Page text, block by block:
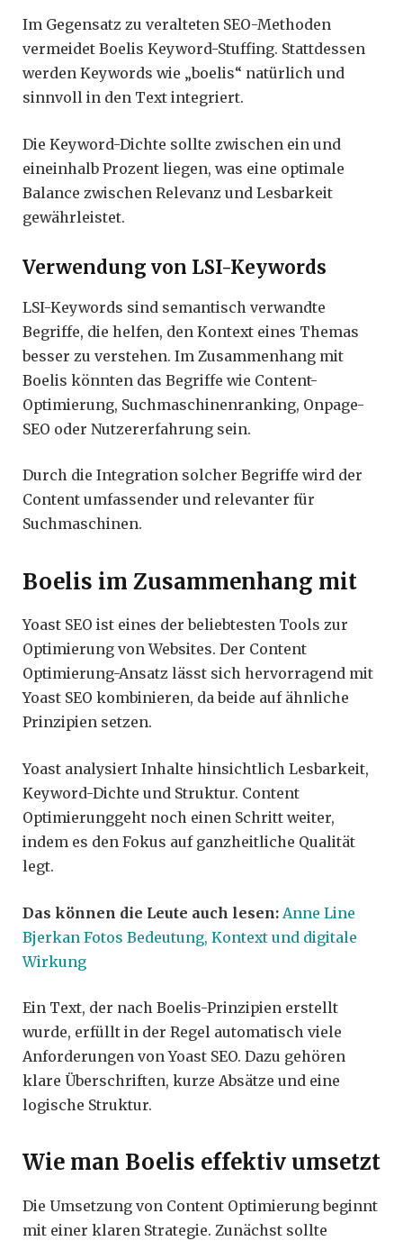
Im Gegensatz zu veralteten SEO-Methoden
vermeidet Boelis Keyword-Stuffing. Stattdessen
werden Keywords wie „boelis“ natürlich und
sinnvoll in den Text integriert.
Die Keyword-Dichte sollte zwischen ein und
eineinhalb Prozent liegen, was eine optimale
Balance zwischen Relevanz und Lesbarkeit
gewährleistet.
Verwendung von LSI-Keywords
LSI-Keywords sind semantisch verwandte
Begriffe, die helfen, den Kontext eines Themas
besser zu verstehen. Im Zusammenhang mit
Boelis könnten das Begriffe wie Content-
Optimierung, Suchmaschinenranking, Onpage-
SEO oder Nutzererfahrung sein.
Durch die Integration solcher Begriffe wird der
Content umfassender und relevanter für
Suchmaschinen.
Boelis im Zusammenhang mit
Yoast SEO ist eines der beliebtesten Tools zur
Optimierung von Websites. Der Content
Optimierung-Ansatz lässt sich hervorragend mit
Yoast SEO kombinieren, da beide auf ähnliche
Prinzipien setzen.
Yoast analysiert Inhalte hinsichtlich Lesbarkeit,
Keyword-Dichte und Struktur. Content
Optimierunggeht noch einen Schritt weiter,
indem es den Fokus auf ganzheitliche Qualität
legt.
Das können die Leute auch lesen: Anne Line
Bjerkan Fotos Bedeutung, Kontext und digitale
Wirkung
Ein Text, der nach Boelis-Prinzipien erstellt
wurde, erfüllt in der Regel automatisch viele
Anforderungen von Yoast SEO. Dazu gehören
klare Überschriften, kurze Absätze und eine
logische Struktur.
Wie man Boelis effektiv umsetzt
Die Umsetzung von Content Optimierung beginnt
mit einer klaren Strategie. Zunächst sollte